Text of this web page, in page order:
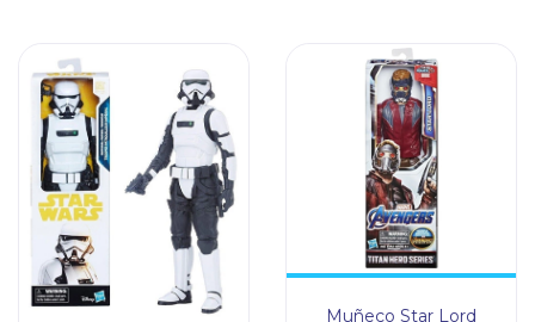
Muñeco Star Lord